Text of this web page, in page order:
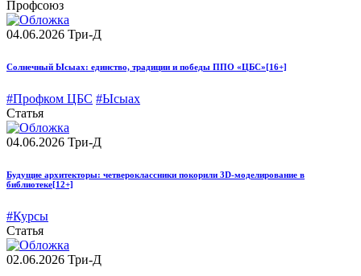
Профсоюз
04.06.2026 Три-Д
Солнечный Ысыах: единство, традиции и победы ППО «ЦБС»[16+]
#Профком ЦБС #Ысыах
Статья
04.06.2026 Три-Д
Будущие архитекторы: четвероклассники покорили 3D-моделирование в
библиотеке[12+]
#Курсы
Статья
02.06.2026 Три-Д